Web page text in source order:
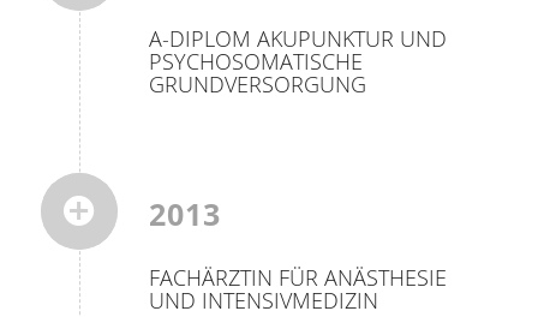
A-DIPLOM AKUPUNKTUR UND
PSYCHOSOMATISCHE
GRUNDVERSORGUNG
2013
FACHÄRZTIN FÜR ANÄSTHESIE
UND INTENSIVMEDIZIN